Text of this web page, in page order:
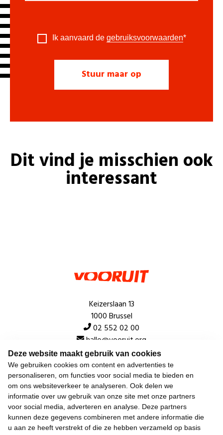
Deze website maakt gebruik van cookies
We gebruiken cookies om content en advertenties te
personaliseren, om functies voor social media te bieden en
om ons websiteverkeer te analyseren. Ook delen we
informatie over uw gebruik van onze site met onze partners
voor social media, adverteren en analyse. Deze partners
kunnen deze gegevens combineren met andere informatie die
u aan ze heeft verstrekt of die ze hebben verzameld op basis
Ik aanvaard de gebruiksvoorwaarden*
Dit vind je misschien ook
interessant
Keizerslaan 13
1000 Brussel
02 552 02 00
hallo@vooruit.org
Snel
Over de beweging
Algemeen